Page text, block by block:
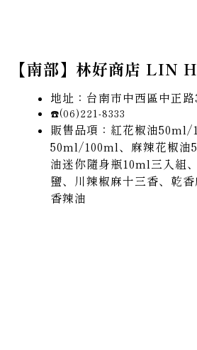
【南部】林好商店 LIN
地址：台南市中西區中正路
☎️(06)221-8333
販售品項：紅花椒油50ml/
50ml/100ml、麻辣花椒油
油迷你隨身瓶10ml三入組
鹽、川辣椒麻十三香、乾
香辣油